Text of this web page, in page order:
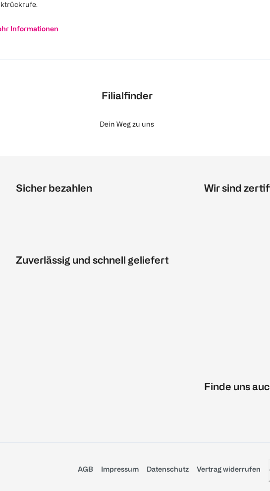
Informationen
Filialfinder
Dein Weg zu uns
Sicher bezahlen
Zuverlässig und schnell geliefert
Wir sind
Finde uns
AGB Impressum Datenschutz Vertrag widerrufen